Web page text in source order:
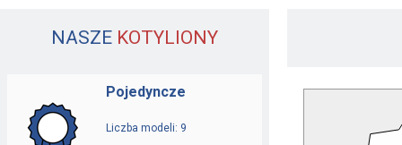
NASZE KOTYLIONY
Pojedyncze
Liczba modeli: 9